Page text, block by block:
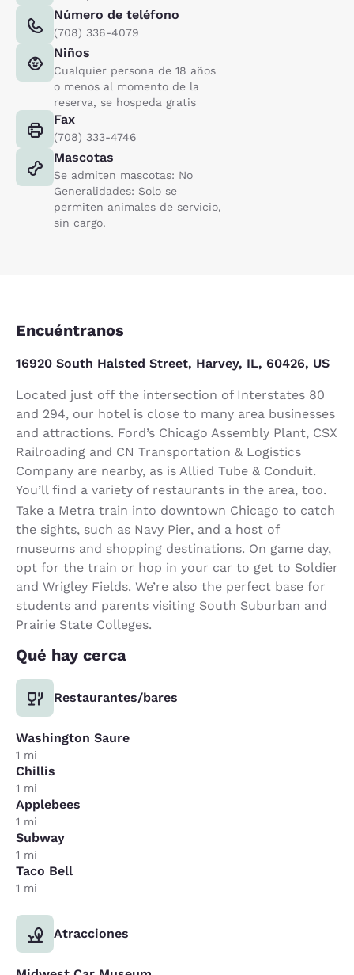
Número de teléfono
(708) 336-4079
Niños
Cualquier persona de 18 años
o menos al momento de la
reserva, se hospeda gratis
Fax
(708) 333-4746
Mascotas
Se admiten mascotas: No
Generalidades: Solo se
permiten animales de servicio,
sin cargo.
Encuéntranos
16920 South Halsted Street, Harvey, IL, 60426, US
Located just off the intersection of Interstates 80
and 294, our hotel is close to many area businesses
and attractions. Ford’s Chicago Assembly Plant, CSX
Railroading and CN Transportation & Logistics
Company are nearby, as is Allied Tube & Conduit.
You’ll find a variety of restaurants in the area, too.
Take a Metra train into downtown Chicago to catch
the sights, such as Navy Pier, and a host of
museums and shopping destinations. On game day,
opt for the train or hop in your car to get to Soldier
and Wrigley Fields. We’re also the perfect base for
students and parents visiting South Suburban and
Prairie State Colleges.
Qué hay cerca
Restaurantes/bares
Washington Saure
1 mi
Chillis
1 mi
Applebees
1 mi
Subway
1 mi
Taco Bell
1 mi
Atracciones